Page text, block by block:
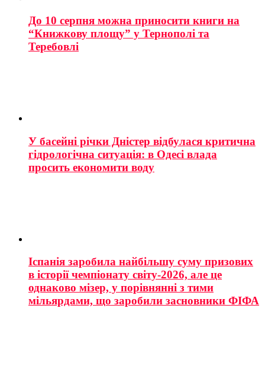
До 10 серпня можна приносити книги на
“Книжкову площу” у Тернополі та
Теребовлі
У басейні річки Дністер відбулася критична
гідрологічна ситуація: в Одесі влада
просить економити воду
Іспанія заробила найбільшу суму призових
в історії чемпіонату світу-2026, але це
однаково мізер, у порівнянні з тими
мільярдами, що заробили засновники ФІФА